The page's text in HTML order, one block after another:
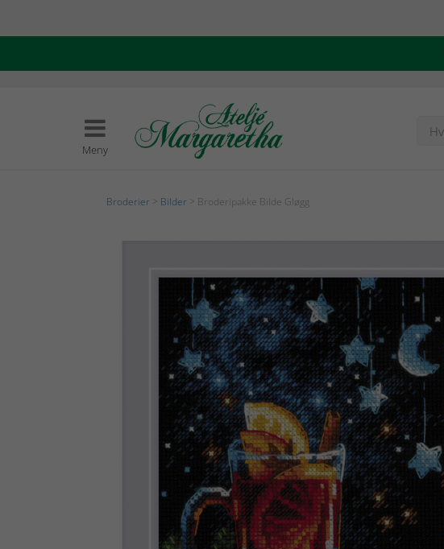
Meny
Broderier Bilder > Broderipakke Bilde Gløgg